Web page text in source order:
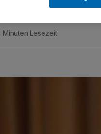
Minuten Lesezeit